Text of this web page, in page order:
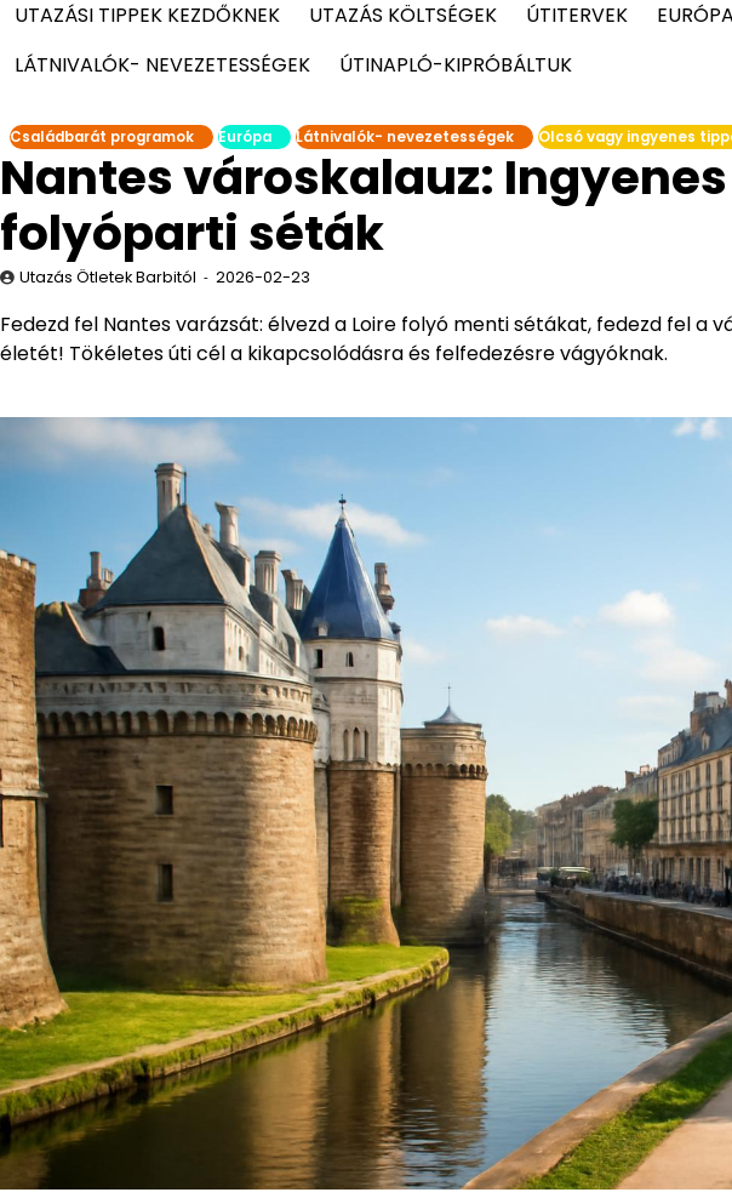
UTAZÁSI TIPPEK KEZDŐKNEK UTAZÁS KÖLTSÉGEK ÚTITERVEK EURÓPA
LÁTNIVALÓK- NEVEZETESSÉGEK
ÚTINAPLÓ-KIPRÓBÁLTUK
Családbarát programok Európa Látnivalók- nevezetességek Olcsó vagy ingyenes
Nantes városkalauz:
folyóparti séták
Utazás Ötletek Barbitól 2026-02-23
Fedezd fel Nantes varázsát: élvezd a Loire folyó menti sétákat, fedezd fel a
életét! Tökéletes úti cél a kikapcsolódásra és felfedezésre vágyóknak.